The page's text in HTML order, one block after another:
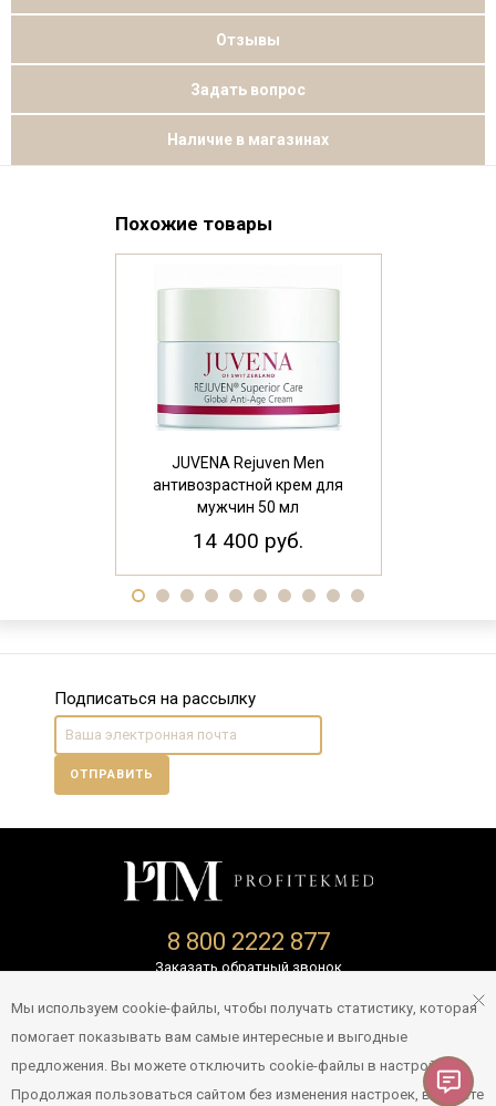
Отзывы
Задать вопрос
Наличие в магазинах
Похожие товары
JUVENA Rejuven Men
антивозрастной крем для
мужчин 50 мл
14 400 руб.
Подписаться на рассылку
ОТПРАВИТЬ
8 800 2222 877
Заказать обратный звонок
info@profitekshop.ru
Мы используем cookie-файлы, чтобы получать статистику, которая
помогает показывать вам самые интересные и выгодные
предложения. Вы можете отключить cookie-файлы в настройках.
Продолжая пользоваться сайтом без изменения настроек, вы даете